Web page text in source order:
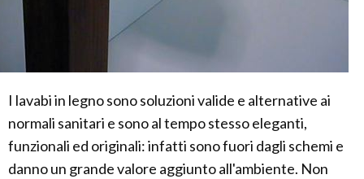
I lavabi in legno sono soluzioni valide e alternative ai
normali sanitari e sono al tempo stesso eleganti,
funzionali ed originali: infatti sono fuori dagli schemi e
danno un grande valore aggiunto all'ambiente. Non